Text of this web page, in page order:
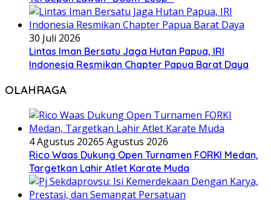
30 Juli 2026
Lintas Iman Bersatu Jaga Hutan Papua, IRI
Indonesia Resmikan Chapter Papua Barat Daya
OLAHRAGA
4 Agustus 20265 Agustus 2026
Rico Waas Dukung Open Turnamen FORKI Medan,
Targetkan Lahir Atlet Karate Muda